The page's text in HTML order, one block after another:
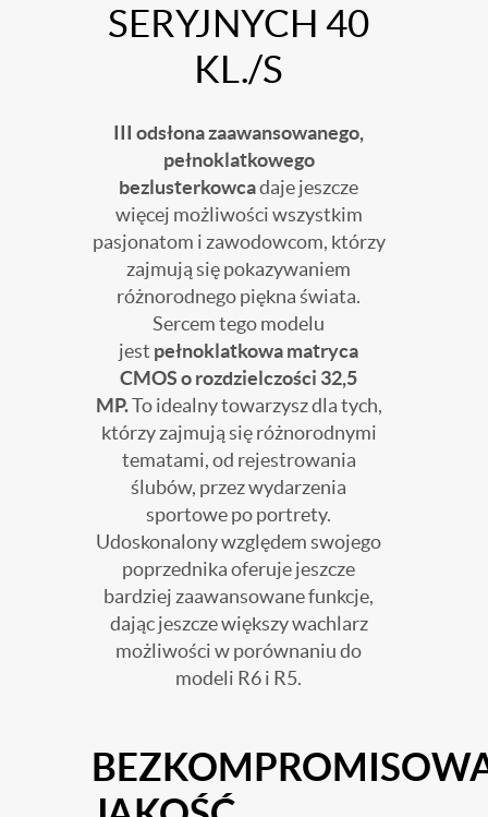
SERYJNYCH 40
KL./S
III odsłona zaawansowanego,
pełnoklatkowego
bezlusterkowcadaje jeszcze
więcej możliwości wszystkim
pasjonatom i zawodowcom, którzy
zajmują się pokazywaniem
różnorodnego piękna świata.
Sercem tego modelu
jest pełnoklatkowa matryca
CMOS o rozdzielczości 32,5
MP.To idealny towarzysz dla tych,
którzy zajmują się różnorodnymi
tematami, od rejestrowania
ślubów, przez wydarzenia
sportowe po portrety.
Udoskonalony względem swojego
poprzednika oferuje jeszcze
bardziej zaawansowane funkcje,
dając jeszcze większy wachlarz
możliwości w porównaniu do
modeli R6 i R5.